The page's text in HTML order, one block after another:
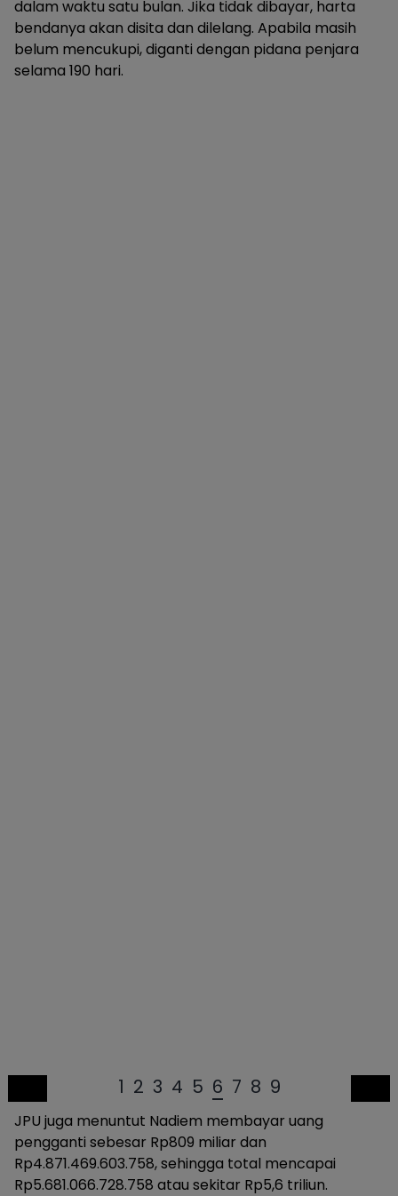
dalam waktu satu bulan. Jika tidak dibayar, harta
bendanya akan disita dan dilelang. Apabila masih
belum mencukupi, diganti dengan pidana penjara
selama 190 hari.
1 2 3 4 5 6 7 8 9
JPU juga menuntut Nadiem membayar uang
pengganti sebesar Rp809 miliar dan
Rp4.871.469.603.758, sehingga total mencapai
Rp5.681.066.728.758 atau sekitar Rp5,6 triliun.